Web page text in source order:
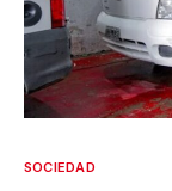
SOCIEDAD